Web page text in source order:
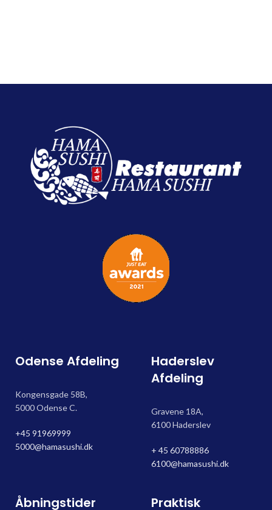
Odense Afdeling
Kongensgade 58B,
5000 Odense C.
+45 91969999
5000@hamasushi.dk
Haderslev
Afdeling
Gravene 18A,
6100 Haderslev
+ 45 60788886
6100@hamasushi.dk
Åbningstider Praktisk